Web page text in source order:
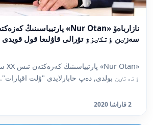
سەزٸن ٶتكٸزۋ تۋرالى قاۋلىعا قول قويدى
ٶتەتٸن بولدى, دەپ حابارلايدى "ۇلت اقپارات". بۇ...
2 قاراشا 2020